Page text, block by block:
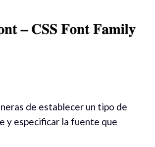
de establecer un tipo de
y especificar la fuente que